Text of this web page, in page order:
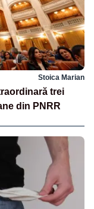
Stoica Marian
trei
din PNRR